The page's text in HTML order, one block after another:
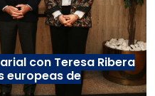
con Teresa Ribera
europeas de